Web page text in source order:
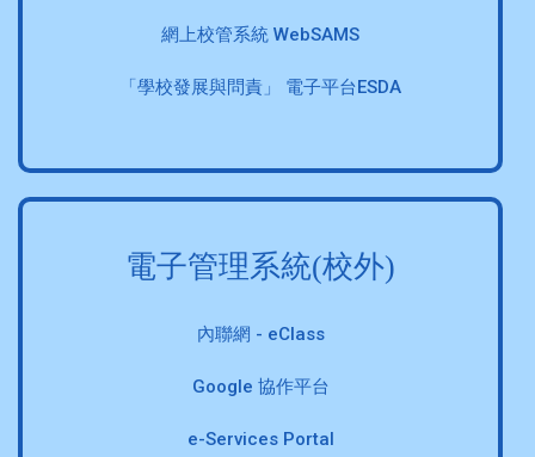
網上校管系統 WebSAMS
「學校發展與問責」 電子平台ESDA
電子管理系統(校外)
內聯網 - eClass
Google 協作平台
e-Services Portal